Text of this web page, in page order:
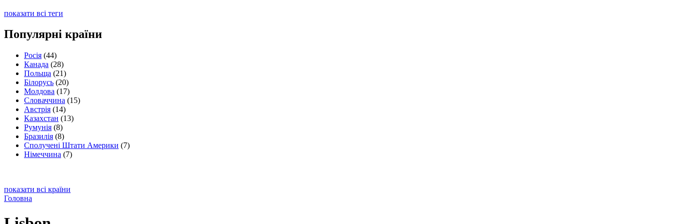
показати всі теги
Популярні країни
Росія (44)
Канада (28)
Польща (21)
Білорусь (20)
Молдова (17)
Словаччина (15)
Австрія (14)
Казахстан (13)
Румунія (8)
Бразилія (8)
Сполучені Штати Америки (7)
Німеччина (7)
показати всі країни
Головна